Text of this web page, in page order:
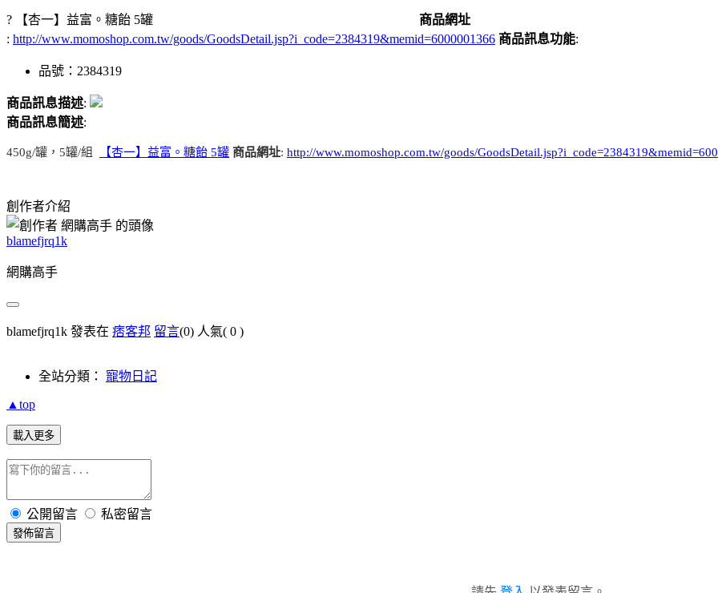
? 【杏一】益富。糖飴 5罐
商品網址
: http://www.momoshop.com.tw/goods/GoodsDetail.jsp?i_code=2384319&memid=6000001366 商品訊息功能:
品號：2384319
商品訊息描述:
商品訊息簡述:
450g/罐，5罐/組 【杏一】益富。糖飴 5罐 商品網址: http://www.momoshop.com.tw/goods/
創作者介紹
blamefjrq1k
網購高手
blamefjrq1k 發表在 痞客邦 留言(0) 人氣( 0 )
全站分類： 寵物日記
▲top
載入更多
公開留言 私密留言
發佈留言